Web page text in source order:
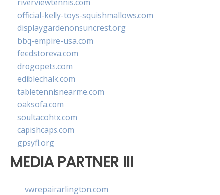
riverviewtennis.com
official-kelly-toys-squishmallows.com
displaygardenonsuncrest.org
bbq-empire-usa.com
feedstoreva.com
drogopets.com
ediblechalk.com
tabletennisnearme.com
oaksofa.com
soultacohtx.com
capishcaps.com
gpsyfl.org
MEDIA PARTNER III
vwrepairarlington.com